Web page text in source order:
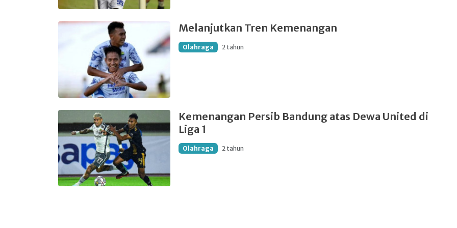
Melanjutkan Tren Kemenangan
Olahraga 2 tahun
Kemenangan Persib Bandung atas Dewa United di
Liga 1
Olahraga 2 tahun